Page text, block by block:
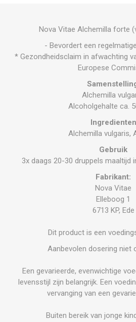
Nova Vitae Alchemilla forte
- Bevordert een
* Gezondheidsclaim in afwachting
Europese
Alchemilla
Alcoholgehalte ca.
Ingredienten
Alchemilla vulgaris,
Gebruik
3x daags 20-30 druppels maaltijd
Fabrikant:
Nova Vitae
Elleboog 1
6713 KP, Ede
Dit product is een
Aanbevolen dosering niet
Een gevarieerde, evenwichtige
levensstijl zijn belangrijk. Een
vervanging van een
Buiten bereik van jonge